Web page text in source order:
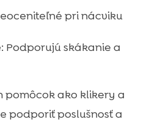
pri nácviku
Podporujú skákanie a
pomôcok ako klikery a
podporiť poslušnosť a